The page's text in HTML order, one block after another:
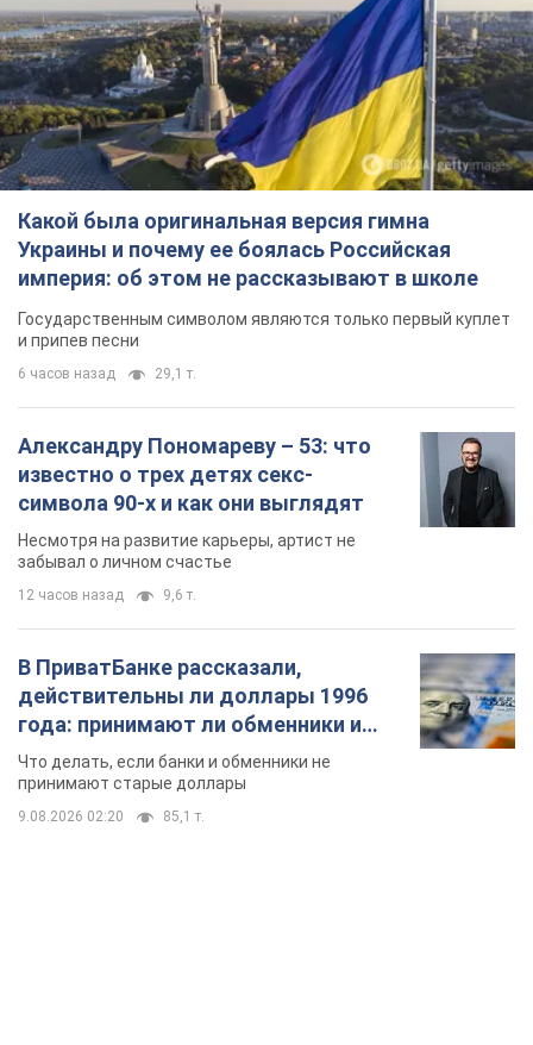
Какой была оригинальная версия гимна
Украины и почему ее боялась Российская
империя: об этом не рассказывают в школе
Государственным символом являются только первый куплет
и припев песни
6 часов назад 29,1 т.
Александру Пономареву – 53: что
известно о трех детях секс-
символа 90-х и как они выглядят
Несмотря на развитие карьеры, артист не
забывал о личном счастье
12 часов назад 9,6 т.
В ПриватБанке рассказали,
действительны ли доллары 1996
года: принимают ли обменники и
банки такие купюры
Что делать, если банки и обменники не
принимают старые доллары
9.08.2026 02:20 85,1 т.